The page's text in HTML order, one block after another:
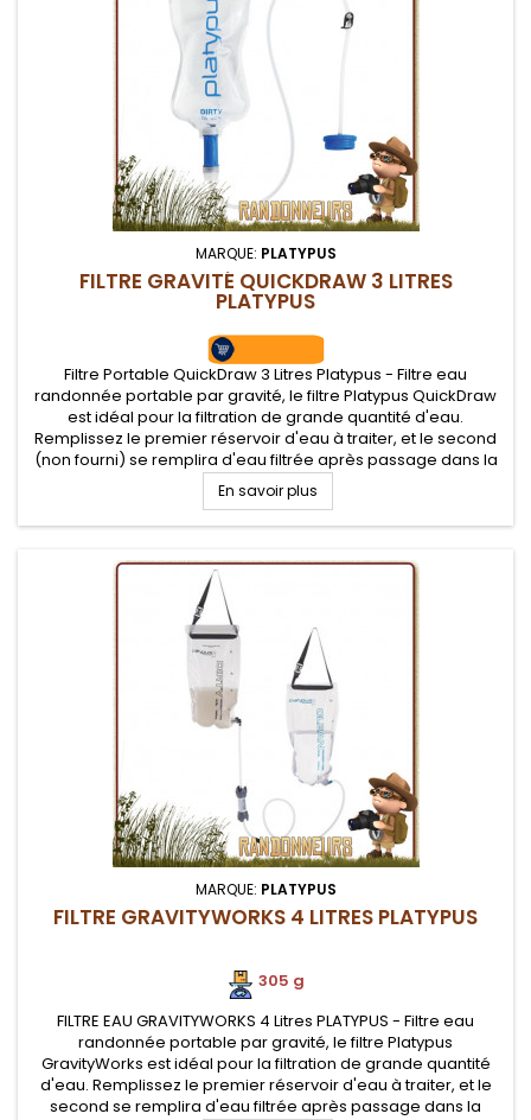
MARQUE: PLATYPUS
FILTRE GRAVITÉ QUICKDRAW 3 LITRES
PLATYPUS
Filtre Portable QuickDraw 3 Litres Platypus - Filtre eau
randonnée portable par gravité, le filtre Platypus QuickDraw
est idéal pour la filtration de grande quantité d'eau.
Remplissez le premier réservoir d'eau à traiter, et le second
(non fourni) se remplira d'eau filtrée après passage dans la
cartouche filtrante, près de 1.75 Litres par minute....
En savoir plus
MARQUE: PLATYPUS
FILTRE GRAVITYWORKS 4 LITRES PLATYPUS
305 g
FILTRE EAU GRAVITYWORKS 4 Litres PLATYPUS - Filtre eau
randonnée portable par gravité, le filtre Platypus
GravityWorks est idéal pour la filtration de grande quantité
d'eau. Remplissez le premier réservoir d'eau à traiter, et le
second se remplira d'eau filtrée après passage dans la